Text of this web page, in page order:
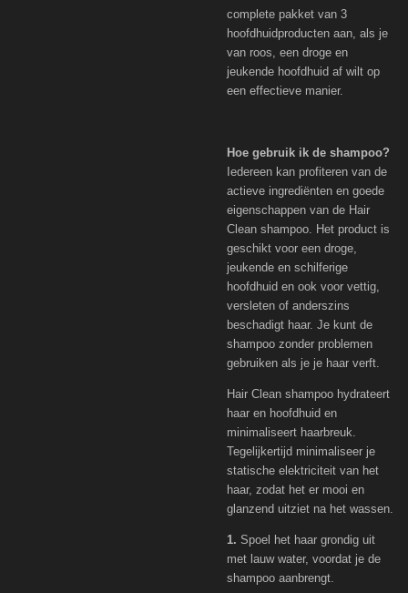
complete pakket van 3
hoofdhuidproducten aan, als je
van roos, een droge en
jeukende hoofdhuid af wilt op
een effectieve manier.
Hoe gebruik ik de shampoo?
Iedereen kan profiteren van de
actieve ingrediënten en goede
eigenschappen van de Hair
Clean shampoo. Het product is
geschikt voor een droge,
jeukende en schilferige
hoofdhuid en ook voor vettig,
versleten of anderszins
beschadigt haar. Je kunt de
shampoo zonder problemen
gebruiken als je je haar verft.
Hair Clean shampoo hydrateert
haar en hoofdhuid en
minimaliseert haarbreuk.
Tegelijkertijd minimaliseer je
statische elektriciteit van het
haar, zodat het er mooi en
glanzend uitziet na het wassen.
1. Spoel het haar grondig uit
met lauw water, voordat je de
shampoo aanbrengt.